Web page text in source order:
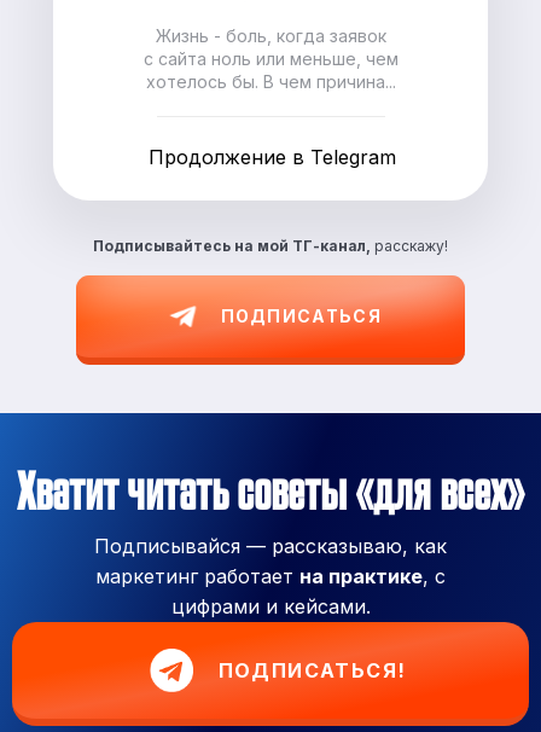
Подписывайтесь на мой ТГ-канал, расскажу!
ПОДПИСАТЬСЯ
Жизнь - боль, когда заявок
с сайта ноль или меньше, чем
хотелось бы. В чем причина...
Продолжение в Telegram
Хватит читать советы «для всех»
Подписывайся — рассказываю, как
маркетинг работает на практике, с
цифрами и кейсами.
ПОДПИСАТЬСЯ!